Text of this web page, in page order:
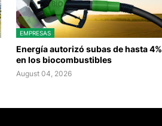
EMPRESAS
Energía autorizó subas de hasta 4%
en los biocombustibles
August 04, 2026